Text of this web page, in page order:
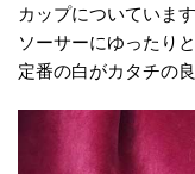
カップについています
ソーサーにゆったり
定番の白がカタチの